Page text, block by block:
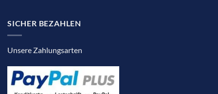
SICHER BEZAHLEN
Unsere Zahlungsarten